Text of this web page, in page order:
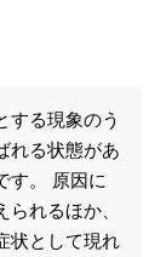
する現象のう
れる状態があ
す。 原因に
れるほか、
状として現れ